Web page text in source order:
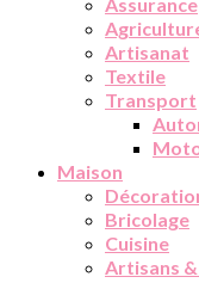
Artisanat
Textile
Transport
Maison
Bricolage
Cuisine
Artisans